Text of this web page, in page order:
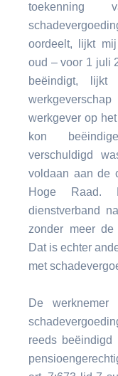
toekenning
oordeelt, lijkt
oud – voor 1 juli
beëindigt,
werkgever op
kon
verschuldigd
voldaan aan de
Hoge Raad.
dienstverband
zonder meer de
Dat is echter
met
De
reeds